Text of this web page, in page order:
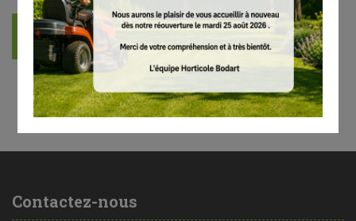
AJOUTER AU PANIER
Contactez-nous